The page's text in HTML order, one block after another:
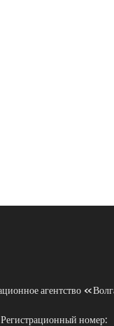
агентство
Регистрационный номер: